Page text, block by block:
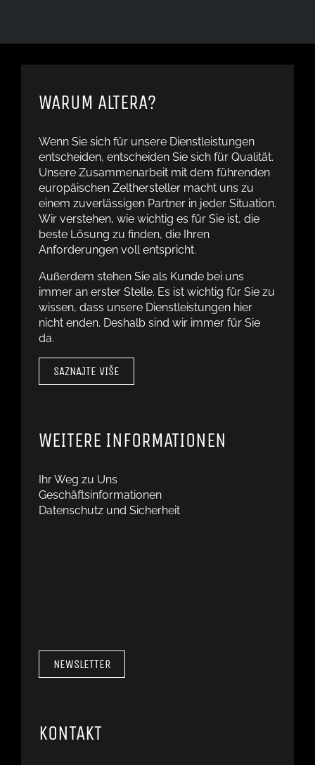
WARUM ALTERA?
Wenn Sie sich für unsere Dienstleistungen
entscheiden, entscheiden Sie sich für Qualität.
Unsere Zusammenarbeit mit dem führenden
europäischen Zelthersteller macht uns zu
einem zuverlässigen Partner in jeder Situation.
Wir verstehen, wie wichtig es für Sie ist, die
beste Lösung zu finden, die Ihren
Anforderungen voll entspricht.
Außerdem stehen Sie als Kunde bei uns
immer an erster Stelle. Es ist wichtig für Sie zu
wissen, dass unsere Dienstleistungen hier
nicht enden. Deshalb sind wir immer für Sie
da.
SAZNAJTE VIŠE
WEITERE INFORMATIONEN
Ihr Weg zu Uns
Geschäftsinformationen
Datenschutz und Sicherheit
NEWSLETTER
KONTAKT